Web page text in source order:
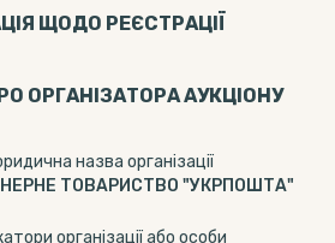
ЩОДО РЕЄСТРАЦІЇ
ОРГАНІЗАТОРА АУКЦІОНУ
назва організації
ТОВАРИСТВО "УКРПОШТА"
організації або особи